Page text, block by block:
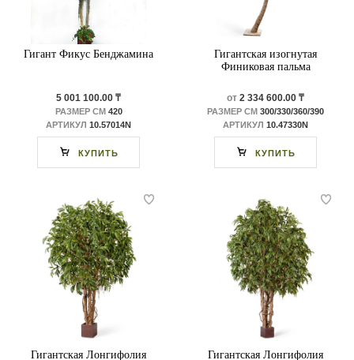
Гигант Фикус Бенджамина
5 001 100.00 ₸
РАЗМЕР СМ 420
АРТИКУЛ 10.57014N
КУПИТЬ
Гигантская изогнутая
Финиковая пальма
от 2 334 600.00 ₸
РАЗМЕР СМ 300/330/360/390
АРТИКУЛ 10.47330N
КУПИТЬ
Гигантская Лонгифолия
Гигантская Лонгифолия